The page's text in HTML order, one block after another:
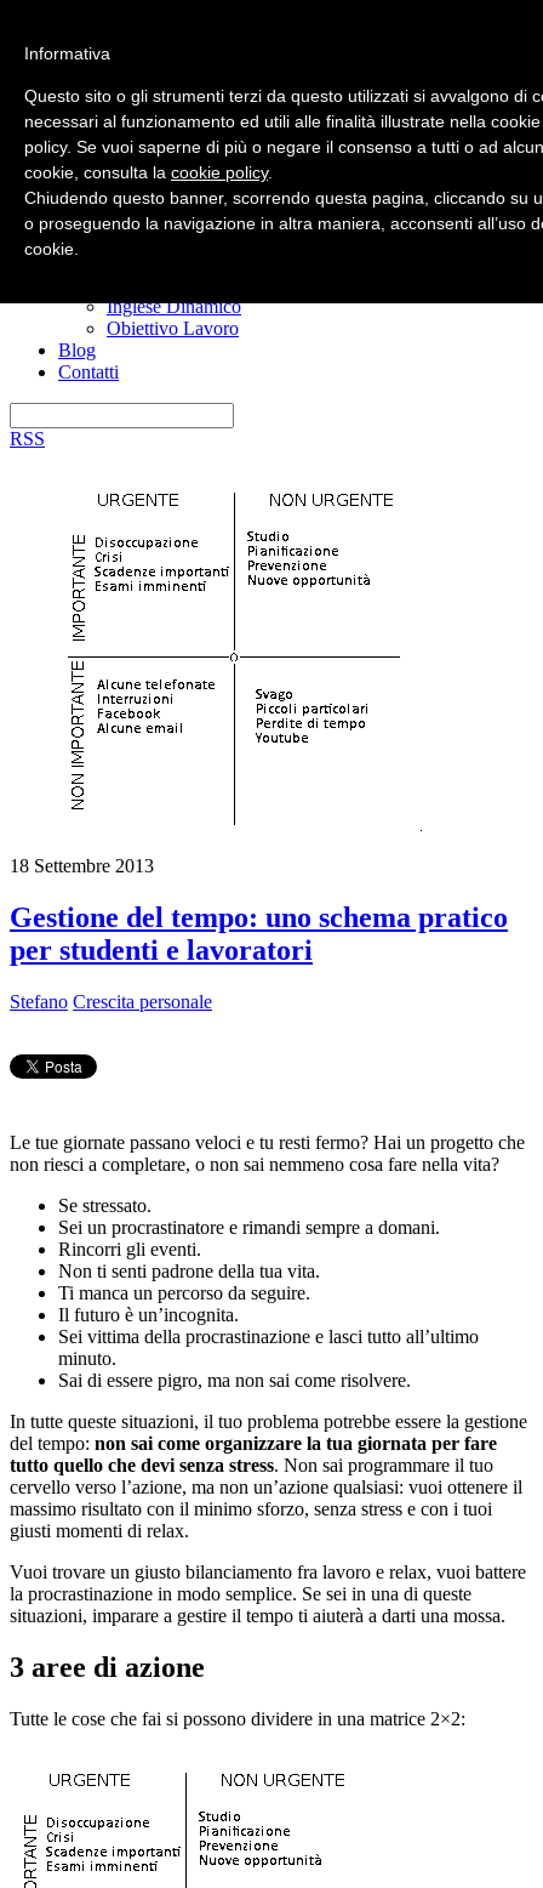
Home
Nuovo? Inizia qui
Risorse gratuite
Il manuale anti confusione
Inglese Dinamico
Obiettivo Lavoro
Blog
Contatti
RSS
18 Settembre 2013
Gestione del tempo: uno schema pratico
per studenti e lavoratori
Stefano Crescita personale
Le tue giornate passano veloci e tu resti fermo? Hai un progetto che
non riesci a completare, o non sai nemmeno cosa fare nella vita?
Se stressato.
Sei un procrastinatore e rimandi sempre a domani.
Rincorri gli eventi.
Non ti senti padrone della tua vita.
Ti manca un percorso da seguire.
Il futuro è un’incognita.
Sei vittima della procrastinazione e lasci tutto all’ultimo
minuto.
Sai di essere pigro, ma non sai come risolvere.
In tutte queste situazioni, il tuo problema potrebbe essere la gestione
del tempo: non sai come organizzare la tua giornata per fare
tutto quello che devi senza stress. Non sai programmare il tuo
cervello verso l’azione, ma non un’azione qualsiasi: vuoi ottenere il
massimo risultato con il minimo sforzo, senza stress e con i tuoi
giusti momenti di relax.
Vuoi trovare un giusto bilanciamento fra lavoro e relax, vuoi battere
la procrastinazione in modo semplice. Se sei in una di queste
situazioni, imparare a gestire il tempo ti aiuterà a darti una mossa.
3 aree di azione
Tutte le cose che fai si possono dividere in una matrice 2×2:
Informativa
Questo sito o gli strumenti terzi da questo utilizzati si avvalgono di
necessari al funzionamento ed utili alle finalità illustrate nella cookie
policy. Se vuoi saperne di più o negare il consenso a tutti o ad
cookie, consulta la cookie policy.
Chiudendo questo banner, scorrendo questa pagina, cliccando su
o proseguendo la navigazione in altra maniera, acconsenti all’uso
cookie.